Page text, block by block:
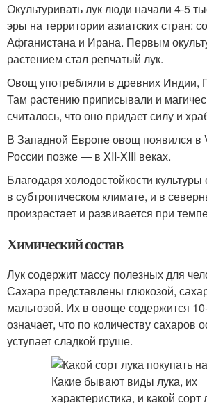
Окультуривать лук люди начали 4-5
эры на территории азиатских стран:
Афганистана и Ирана. Первым
растением стал репчатый лук.
Овощ употребляли в древних Индии,
Там растению приписывали и
считалось, что оно придает силу и
В Западной Европе овощ появился в
России позже — в XII-XIII веках.
Благодаря холодостойкости
в субтропическом климате, и в
произрастает и развивается при
Химический состав
Лук содержит массу полезных для
Сахара представлены глюкозой,
мальтозой. Их в овоще содержится
означает, что по количеству сахаров
уступает сладкой груше.